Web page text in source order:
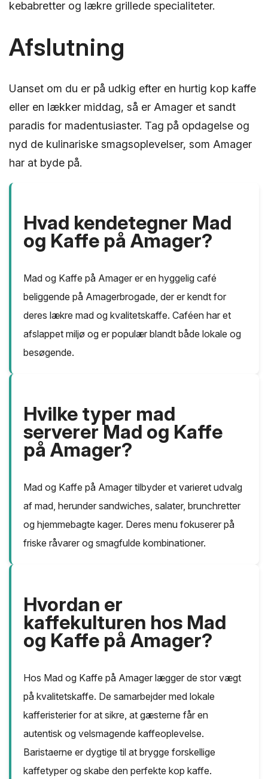
kebabretter og lækre grillede specialiteter.
Afslutning
Uanset om du er på udkig efter en hurtig kop kaffe
eller en lækker middag, så er Amager et sandt
paradis for madentusiaster. Tag på opdagelse og
nyd de kulinariske smagsoplevelser, som Amager
har at byde på.
Hvad kendetegner Mad
og Kaffe på Amager?
Mad og Kaffe på Amager er en hyggelig café
beliggende på Amagerbrogade, der er kendt for
deres lækre mad og kvalitetskaffe. Caféen har et
afslappet miljø og er populær blandt både lokale og
besøgende.
Hvilke typer mad
serverer Mad og Kaffe
på Amager?
Mad og Kaffe på Amager tilbyder et varieret udvalg
af mad, herunder sandwiches, salater, brunchretter
og hjemmebagte kager. Deres menu fokuserer på
friske råvarer og smagfulde kombinationer.
Hvordan er
kaffekulturen hos Mad
og Kaffe på Amager?
Hos Mad og Kaffe på Amager lægger de stor vægt
på kvalitetskaffe. De samarbejder med lokale
kafferisterier for at sikre, at gæsterne får en
autentisk og velsmagende kaffeoplevelse.
Baristaerne er dygtige til at brygge forskellige
kaffetyper og skabe den perfekte kop kaffe.